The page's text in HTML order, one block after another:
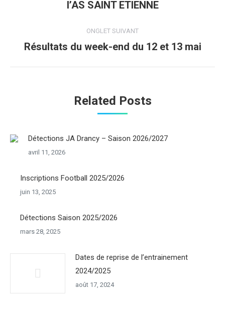
commentaire précédent
l’AS SAINT ETIENNE
ONGLET SUIVANT
Onglet
Résultats du week-end du 12 et 13 mai
Related Posts
Détections JA Drancy – Saison 2026/2027
avril 11, 2026
Inscriptions Football 2025/2026
juin 13, 2025
Détections Saison 2025/2026
mars 28, 2025
Dates de reprise de l’entrainement
2024/2025
août 17, 2024